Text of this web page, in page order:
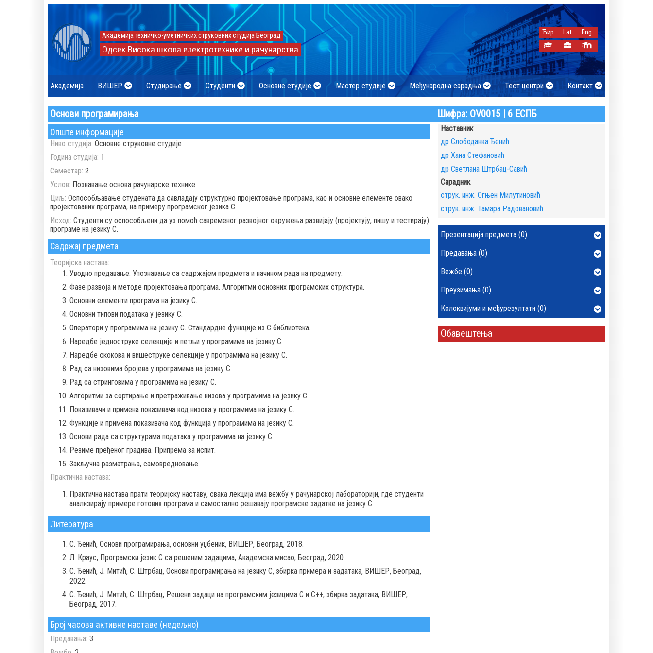
Академија техничко-уметничких струковних студија Београд
Одсек Висока школа електротехнике и рачунарства
Ћир Lat Eng
Академија ВИШЕР Студирање Студенти Основне студије Мастер студије Међународна сарадња Тест центри Контакт
Основи програмирања Шифра: ОV0015 | 6 ЕСПБ
Опште информације
Ниво студија: Основне струковне студије
Година студија: 1
Семестар: 2
Услов: Познавање основа рачунарске технике
Циљ: Оспособљавање студената да савладају структурно пројектовање програма, као и основне елементе овако
пројектованих програма, на примеру програмског језика C.
Исход: Студенти су оспособљени да уз помоћ савременог развојног окружења развијају (пројектују, пишу и тестирају)
програме на језику C.
Садржај предмета
Теоријска настава:
Уводно предавање. Упознавање са садржајем предмета и начином рада на предмету.
Фазе развоја и методе пројектовања програма. Алгоритми основних програмских структура.
Основни елементи програма на језику C.
Основни типови података у језику C.
Оператори у програмима на језику C. Стандардне функције из C библиотека.
Наредбе једноструке селекције и петљи у програмима на језику C.
Наредбе скокова и вишеструке селекције у програмима на језику C.
Рад са низовима бројева у програмима на језику C.
Рад са стринговима у програмима на језику C.
Алгоритми за сортирање и претраживање низова у програмима на језику C.
Показивачи и примена показивача код низова у програмима на језику C.
Функције и примена показивача код функција у програмима на језику C.
Основи рада са структурама података у програмима на језику C.
Резиме пређеног градива. Припрема за испит.
Закључна разматрања, самовредновање.
Практична настава:
Практична настава прати теоријску наставу, свака лекција има вежбу у рачунарској лабораторији, где студенти
анализирају примере готових програма и самостално решавају програмске задатке на језику C.
Литература
С. Ђенић, Основи програмирања, основни уџбеник, ВИШЕР, Београд, 2018.
Л. Краус, Програмски језик C са решеним задацима, Академска мисао, Београд, 2020.
С. Ђенић, Ј. Митић, С. Штрбац, Основи програмирања на језику C, збирка примера и задатака, ВИШЕР, Београд,
2022.
С. Ђенић, Ј. Митић, С. Штрбац, Решени задаци на програмским језицима C и C++, збирка задатака, ВИШЕР,
Београд, 2017.
Број часова активне наставе (недељно)
Предавања: 3
Наставник
др Слободанка Ђенић
др Хана Стефановић
др Светлана Штрбац-Савић
Сарадник
струк. инж. Огњен Милутиновић
струк. инж. Тамара Радовановић
Презентација предмета (0)
Предавања (0)
Вежбе (0)
Преузимања (0)
Колоквијуми и међурезултати (0)
Обавештења